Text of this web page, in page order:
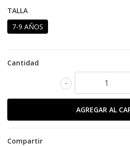
TALLA
7-9 AÑOS
Cantidad
-
Compartir